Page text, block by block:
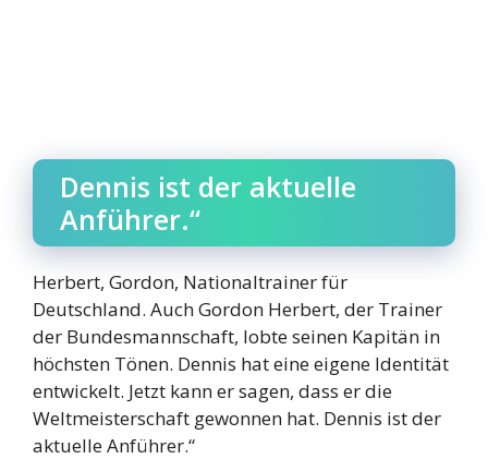
Dennis ist der aktuelle
Anführer.“
Herbert, Gordon, Nationaltrainer für
Deutschland. Auch Gordon Herbert, der Trainer
der Bundesmannschaft, lobte seinen Kapitän in
höchsten Tönen. Dennis hat eine eigene Identität
entwickelt. Jetzt kann er sagen, dass er die
Weltmeisterschaft gewonnen hat. Dennis ist der
aktuelle Anführer.“